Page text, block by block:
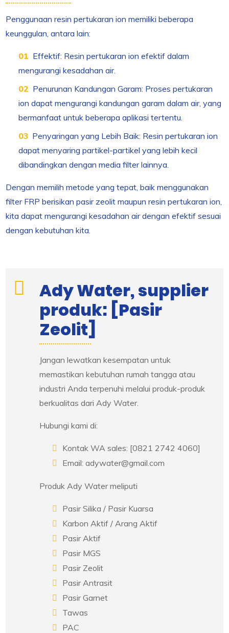
Penggunaan resin pertukaran ion memiliki beberapa
keunggulan, antara lain:
Effektif: Resin pertukaran ion efektif dalam
mengurangi kesadahan air.
Penurunan Kandungan Garam: Proses pertukaran
ion dapat mengurangi kandungan garam dalam air, yang
bermanfaat untuk beberapa aplikasi tertentu.
Penyaringan yang Lebih Baik: Resin pertukaran ion
dapat menyaring partikel-partikel yang lebih kecil
dibandingkan dengan media filter lainnya.
Dengan memilih metode yang tepat, baik menggunakan
filter FRP berisikan pasir zeolit maupun resin pertukaran ion,
kita dapat mengurangi kesadahan air dengan efektif sesuai
dengan kebutuhan kita.
Ady Water, supplier
produk: [Pasir
Zeolit]
Jangan lewatkan kesempatan untuk
memastikan kebutuhan rumah tangga atau
industri Anda terpenuhi melalui produk-produk
berkualitas dari Ady Water.
Hubungi kami di:
Kontak WA sales: [0821 2742 4060]
Email: adywater@gmail.com
Produk Ady Water meliputi
Pasir Silika / Pasir Kuarsa
Karbon Aktif / Arang Aktif
Pasir Aktif
Pasir MGS
Pasir Zeolit
Pasir Antrasit
Pasir Garnet
Tawas
PAC